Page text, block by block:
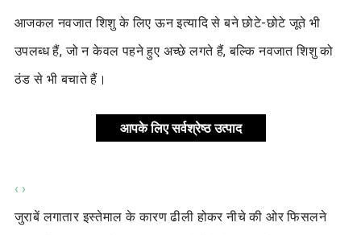
आजकल नवजात शिशु के लिए ऊन इत्यादि से बने छोटे-छोटे जूते भी
उपलब्ध हैं, जो न केवल पहने हुए अच्छे लगते हैं, बल्कि नवजात शिशु को
ठंड से भी बचाते हैं।
आपके लिए सर्वश्रेष्ठ उत्पाद
‹ ›
जुराबें लगातार इस्तेमाल के कारण ढीली होकर नीचे की ओर फिसलने